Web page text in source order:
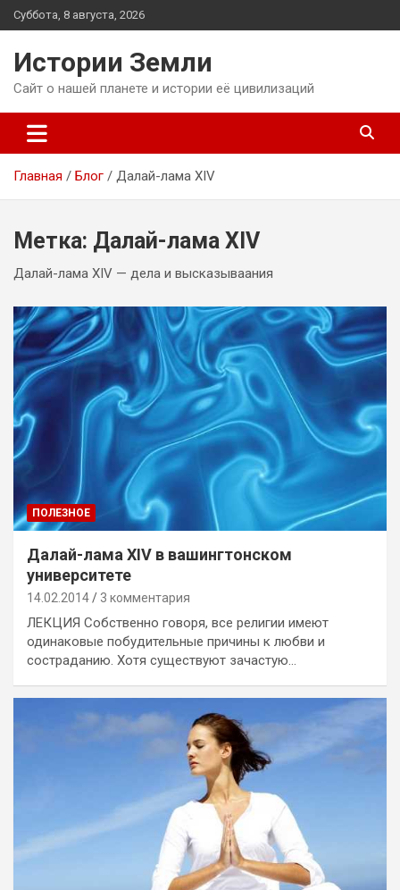
Перейти
к
Суббота, 8 августа, 2026
Истории Земли
Сайт о нашей планете и истории её цивилизаций
Главная Блог Далай-лама XIV
Метка: Далай-лама XIV
Далай-лама XIV — дела и высказываания
ПОЛЕЗНОЕ
Далай-лама XIV в вашингтонском
университете
14.02.2014 3 комментария
ЛЕКЦИЯ Собственно говоря, все религии имеют
одинаковые побудительные причины к любви и
состраданию. Хотя существуют зачастую…